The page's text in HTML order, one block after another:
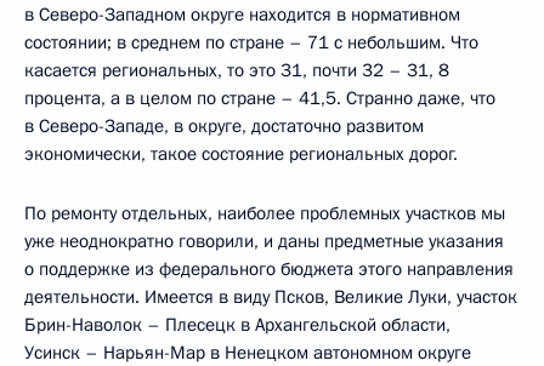
в Северо-Западном округе находится в нормативном
состоянии; в среднем по стране – 71 с небольшим. Что
касается региональных, то это 31, почти 32 – 31, 8
процента, а в целом по стране – 41,5. Странно даже, что
в Северо-Западе, в округе, достаточно развитом
экономически, такое состояние региональных дорог.
По ремонту отдельных, наиболее проблемных участков мы
уже неоднократно говорили, и даны предметные указания
о поддержке из федерального бюджета этого направления
деятельности. Имеется в виду Псков, Великие Луки, участок
Брин-Наволок – Плесецк в Архангельской области,
Усинск – Нарьян-Мар в Ненецком автономном округе